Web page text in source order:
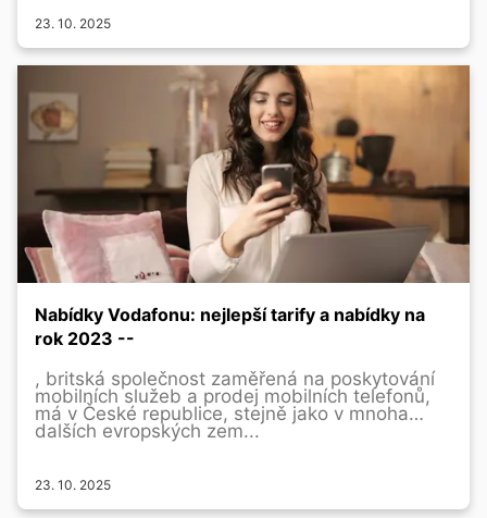
23. 10. 2025
Nabídky Vodafonu: nejlepší tarify a nabídky na
rok 2023 --
, britská společnost zaměřená na poskytování
mobilních služeb a prodej mobilních telefonů,
má v České republice, stejně jako v mnoha
dalších evropských zem...
23. 10. 2025